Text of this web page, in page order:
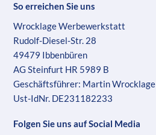
So erreichen Sie uns
Wrocklage Werbewerkstatt
Rudolf-Diesel-Str. 28
49479 Ibbenbüren
AG Steinfurt HR 5989 B
Geschäftsführer: Martin Wrocklage
Ust-IdNr. DE231182233
Folgen Sie uns auf Social Media